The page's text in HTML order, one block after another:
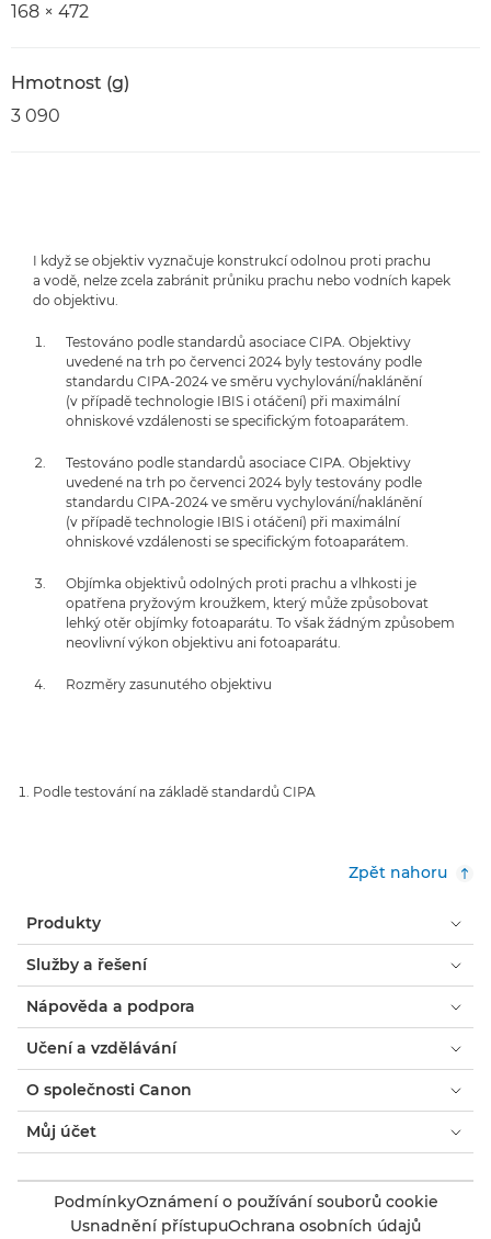
168 × 472
Hmotnost (g)
3 090
I když se objektiv vyznačuje konstrukcí odolnou proti prachu
a vodě, nelze zcela zabránit průniku prachu nebo vodních kapek
do objektivu.
Testováno podle standardů asociace CIPA. Objektivy
uvedené na trh po červenci 2024 byly testovány podle
standardu CIPA-2024 ve směru vychylování/naklánění
(v případě technologie IBIS i otáčení) při maximální
ohniskové vzdálenosti se specifickým fotoaparátem.
Testováno podle standardů asociace CIPA. Objektivy
uvedené na trh po červenci 2024 byly testovány podle
standardu CIPA-2024 ve směru vychylování/naklánění
(v případě technologie IBIS i otáčení) při maximální
ohniskové vzdálenosti se specifickým fotoaparátem.
Objímka objektivů odolných proti prachu a vlhkosti je
opatřena pryžovým kroužkem, který může způsobovat
lehký otěr objímky fotoaparátu. To však žádným způsobem
neovlivní výkon objektivu ani fotoaparátu.
Rozměry zasunutého objektivu
Podle testování na základě standardů CIPA
Zpět nahoru
Produkty
Služby a řešení
Nápověda a podpora
Učení a vzdělávání
O společnosti Canon
Můj účet
PodmínkyOznámení o používání souborů cookie
Usnadnění přístupuOchrana osobních údajů